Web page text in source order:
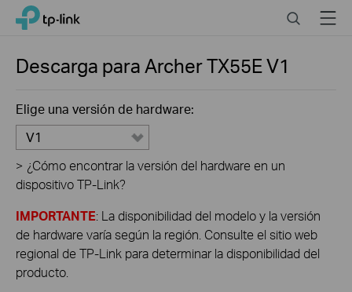
Click
navigation
TP-Link, Reliably Smart SearchMenu
Descarga paraArcher TX55EV1
Elige una versión de hardware:
V1
> ¿Cómo encontrar la versión del hardware en un
dispositivo TP-Link?
IMPORTANTE: La disponibilidad del modelo y la versión
de hardware varía según la región. Consulte el sitio web
regional de TP-Link para determinar la disponibilidad del
producto.